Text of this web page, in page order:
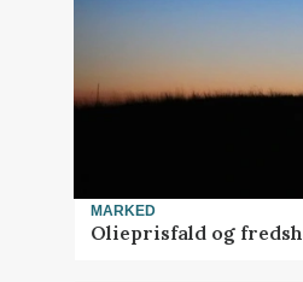
MARKED
Olieprisfald og